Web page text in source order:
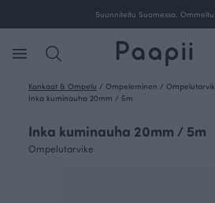
Suunniteltu Suomessa. Ommeltu
Kankaat & Ompelu / Ompeleminen /
Inka kuminauha 20mm / 5m
Inka kuminauha 20mm / 5m
Ompelutarvike